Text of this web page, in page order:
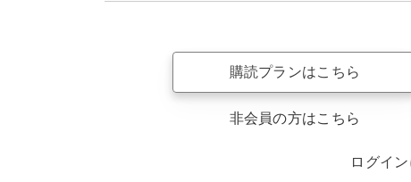
購読プランはこちら
非会員の方はこちら
ログイ